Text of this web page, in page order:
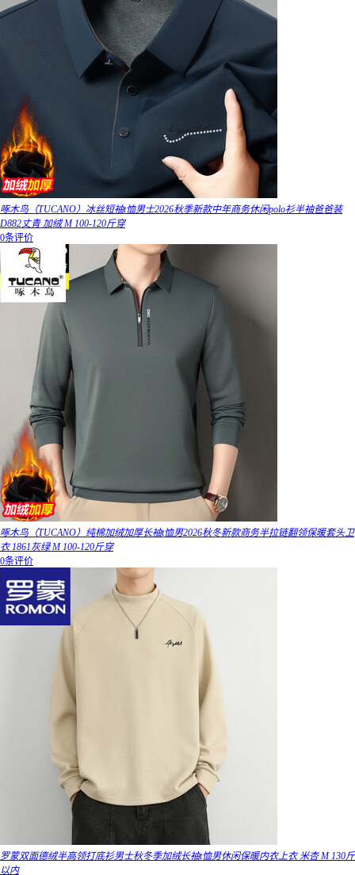
啄木鸟（TUCANO）冰丝短袖t恤男士2026秋季新款中年商务休闲polo衫半袖爸爸装
D882丈青 加绒 M 100-120斤穿
0条评价
啄木鸟（TUCANO）纯棉加绒加厚长袖t恤男2026秋冬新款商务半拉链翻领保暖套头卫
衣 1861灰绿 M 100-120斤穿
0条评价
罗蒙双面德绒半高领打底衫男士秋冬季加绒长袖t恤男休闲保暖内衣上衣 米杏 M 130斤
以内